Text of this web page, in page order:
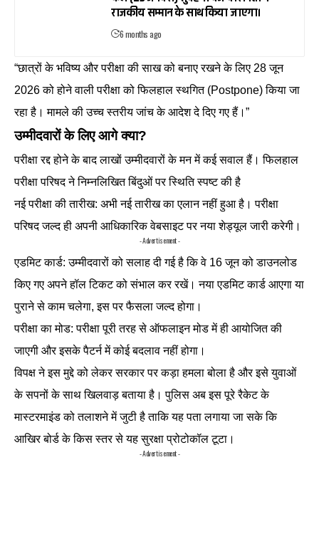
राजकीय सम्मान के साथ किया जाएगा।
6 months ago
“छात्रों के भविष्य और परीक्षा की साख को बनाए रखने के लिए 28 जून
2026 को होने वाली परीक्षा को फिलहाल स्थगित (Postpone) किया जा
रहा है। मामले की उच्च स्तरीय जांच के आदेश दे दिए गए हैं।”
उम्मीदवारों के लिए आगे क्या?
परीक्षा रद्द होने के बाद लाखों उम्मीदवारों के मन में कई सवाल हैं। फिलहाल
परीक्षा परिषद ने निम्नलिखित बिंदुओं पर स्थिति स्पष्ट की है
नई परीक्षा की तारीख: अभी नई तारीख का एलान नहीं हुआ है। परीक्षा
परिषद जल्द ही अपनी आधिकारिक वेबसाइट पर नया शेड्यूल जारी करेगी।
- Advertisement -
एडमिट कार्ड: उम्मीदवारों को सलाह दी गई है कि वे 16 जून को डाउनलोड
किए गए अपने हॉल टिकट को संभाल कर रखें। नया एडमिट कार्ड आएगा या
पुराने से काम चलेगा, इस पर फैसला जल्द होगा।
परीक्षा का मोड: परीक्षा पूरी तरह से ऑफलाइन मोड में ही आयोजित की
जाएगी और इसके पैटर्न में कोई बदलाव नहीं होगा।
विपक्ष ने इस मुद्दे को लेकर सरकार पर कड़ा हमला बोला है और इसे युवाओं
के सपनों के साथ खिलवाड़ बताया है। पुलिस अब इस पूरे रैकेट के
मास्टरमाइंड को तलाशने में जुटी है ताकि यह पता लगाया जा सके कि
आखिर बोर्ड के किस स्तर से यह सुरक्षा प्रोटोकॉल टूटा।
- Advertisement -